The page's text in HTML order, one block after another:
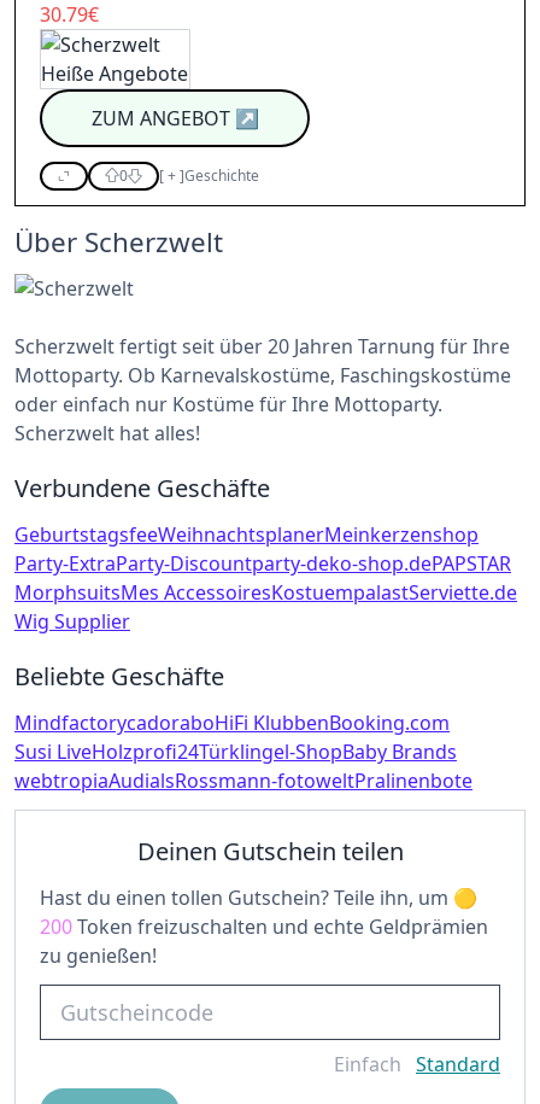
30.79€
ZUM ANGEBOT↗
0 [+]Geschichte
Über Scherzwelt
Scherzwelt fertigt seit über 20 Jahren Tarnung für Ihre
Mottoparty. Ob Karnevalskostüme, Faschingskostüme
oder einfach nur Kostüme für Ihre Mottoparty.
Scherzwelt hat alles!
Verbundene Geschäfte
GeburtstagsfeeWeihnachtsplanerMeinkerzenshop
Party-ExtraParty-Discountparty-deko-shop.dePAPSTAR
MorphsuitsMes AccessoiresKostuempalastServiette.de
Wig Supplier
Beliebte Geschäfte
MindfactorycadoraboHiFi KlubbenBooking.com
Susi LiveHolzprofi24Türklingel-ShopBaby Brands
webtropiaAudialsRossmann-fotoweltPralinenbote
Deinen Gutschein teilen
Hast du einen tollen Gutschein? Teile ihn, um
200Token freizuschalten und echte Geldprämien
zu genießen!
Einfach Standard